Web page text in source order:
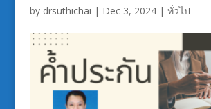
by drsuthichai | Dec 3, 2024| ทั่วไป